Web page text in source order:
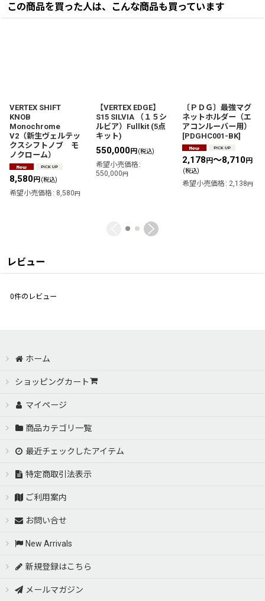
この商品を買った人は、こんな商品も買っています
VERTEX SHIFT
KNOB
Monochrome
V2（新生ヴェルテッ
クスシフトノブ モ
ノクローム）
8,580円 (税込)
希望小売価格 : 8,580円
【VERTEX EDGE】
S15 SILVIA （１５シ
ルビア）Fullkit (5点
キット)
550,000円 (税込)
希望小売価格 :
550,000円
〔ＰＤＧ〕最強マグ
ネットホルダー（エ
アコンルーバー用）
[PDGHC001-BK]
2,178 円～8,710円
(税込)
希望小売価格 : 2,138円
レビュー
0件のレビュー
ホーム
ショッピングカート
マイページ
商品カテゴリ一覧
最近チェックしたアイテム
特定商取引法表示
ご利用案内
お問い合せ
New Arrivals
新規登録はこちら
メールマガジン